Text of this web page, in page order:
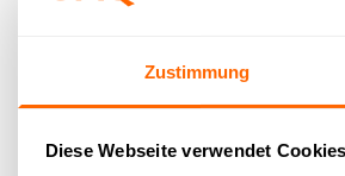
Zustimmung
Diese Webseite verwendet Cookies